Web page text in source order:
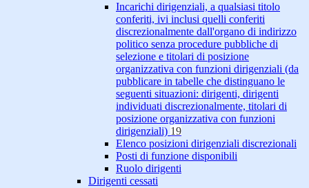
Incarichi dirigenziali, a qualsiasi titolo
conferiti, ivi inclusi quelli conferiti
discrezionalmente dall'organo di indirizzo
politico senza procedure pubbliche di
selezione e titolari di posizione
organizzativa con funzioni dirigenziali (da
pubblicare in tabelle che distinguano le
seguenti situazioni: dirigenti, dirigenti
individuati discrezionalmente, titolari di
posizione organizzativa con funzioni
dirigenziali) 19
Elenco posizioni dirigenziali discrezionali
Posti di funzione disponibili
Ruolo dirigenti
Dirigenti cessati